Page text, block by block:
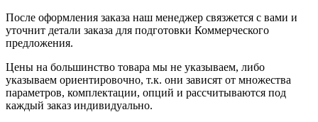
После оформления заказа наш менеджер связжется с вами и
уточнит детали заказа для подготовки Коммерческого
предложения.
Цены на большинство товара мы не указываем, либо
указываем ориентировочно, т.к. они зависят от множества
параметров, комплектации, опций и рассчитываются под
каждый заказ индивидуально.